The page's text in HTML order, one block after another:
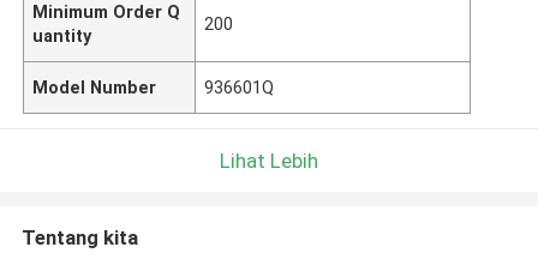
Minimum Order Q
uantity
200
Model Number 936601Q
Lihat Lebih
Tentang kita